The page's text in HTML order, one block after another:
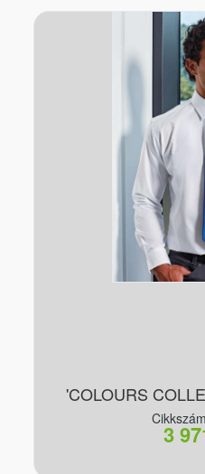
'COLOURS
3